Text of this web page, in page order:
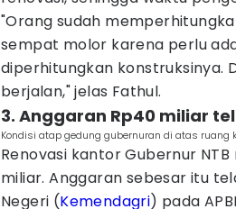
"Orang sudah
sempat molor karena perlu
diperhitungkan konstruksinya.
berjalan," jelas Fathul.
3. Anggaran Rp40 miliar
Kondisi atap gedung gubernuran di atas ruang
Renovasi kantor Gubernur
miliar. Anggaran sebesar itu
Negeri (Kemendagri) pada